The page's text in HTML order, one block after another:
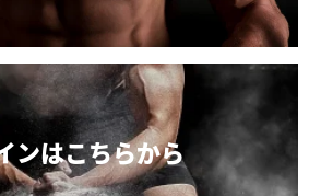
ンはこちらから